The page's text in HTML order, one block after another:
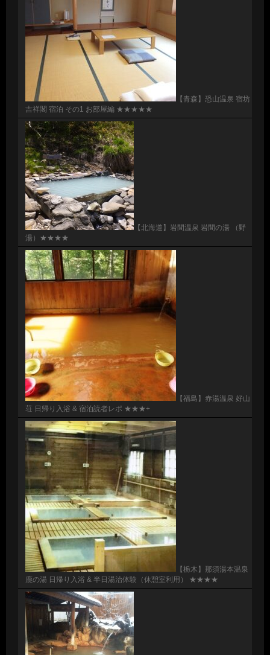
【青森】恐山温泉 宿坊
吉祥閣 宿泊 その1 お部屋編 ★★★★★
【北海道】岩間温泉 岩間の湯 （野
湯）★★★★
【福島】赤湯温泉 好山
荘 日帰り入浴 & 宿泊読者レポ ★★★+
【栃木】那須湯本温泉
鹿の湯 日帰り入浴 & 半日湯治体験（休憩室利用） ★★★★